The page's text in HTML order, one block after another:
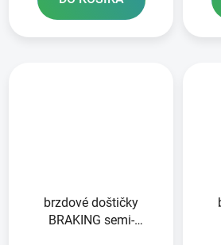
brzdové doštičky
BRAKING semi-